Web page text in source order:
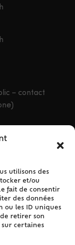
utilisons des
et/ou
fait de consentir
des données
ou les ID uniques
retirer son
certaines
– contact